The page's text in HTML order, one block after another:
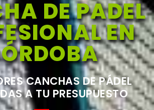
DE PADEL
EN
CANCHAS DE PÁDEL
A TU PRESUPUESTO